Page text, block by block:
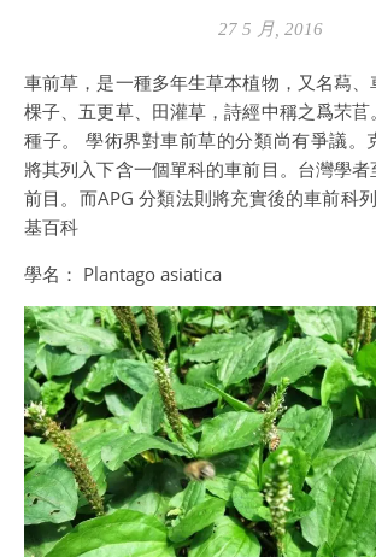
27 5 月, 2016
車前草，是一種多年生草本植物，又名蕮、車輪菜子、豬耳朵
棵子、五更草、田灌草，詩經中稱之爲芣
種子。 學術界對車前草的分類尚有爭議。
將其列入下含一個單科的車前目。台灣學
前目。而APG 分類法則將充實後的車前科
基百科
學名： Plantago asiatica